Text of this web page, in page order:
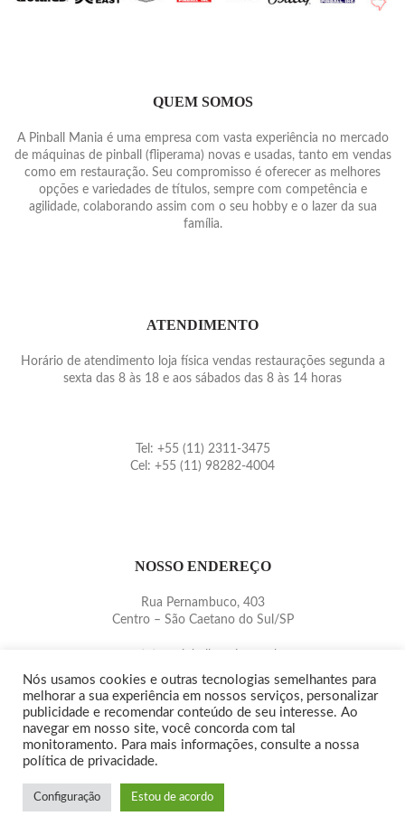
QUEM SOMOS
A Pinball Mania é uma empresa com vasta experiência no mercado
de máquinas de pinball (fliperama) novas e usadas, tanto em vendas
como em restauração. Seu compromisso é oferecer as melhores
opções e variedades de títulos, sempre com competência e
agilidade, colaborando assim com o seu hobby e o lazer da sua
família.
ATENDIMENTO
Horário de atendimento loja física vendas restaurações segunda a
sexta das 8 às 18 e aos sábados das 8 às 14 horas
Tel: +55 (11) 2311-3475
Cel: +55 (11) 98282-4004
NOSSO ENDEREÇO
Rua Pernambuco, 403
Centro – São Caetano do Sul/SP
www.pinballmania.com.br
Copyright© 2015/2020 -
PRIVACIDADE
AGÊNCIA WEBSIDE
Nós usamos cookies e outras tecnologias semelhantes para
melhorar a sua experiência em nossos serviços, personalizar
publicidade e recomendar conteúdo de seu interesse. Ao
navegar em nosso site, você concorda com tal
monitoramento. Para mais informações, consulte a nossa
política de privacidade.
Configuração Estou de acordo